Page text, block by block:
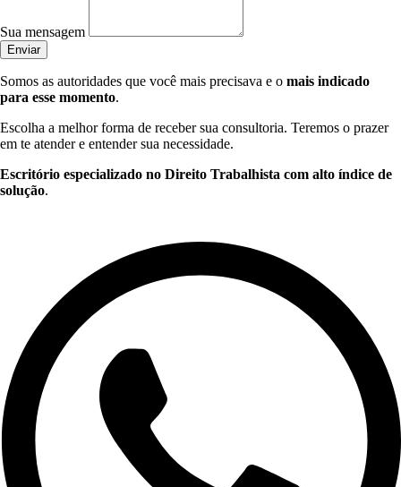
Sua mensagem
Enviar
Somos as autoridades que você mais precisava e o mais indicado
para esse momento.
Escolha a melhor forma de receber sua consultoria. Teremos o prazer
em te atender e entender sua necessidade.
Escritório especializado no Direito Trabalhista com alto índice de
solução.